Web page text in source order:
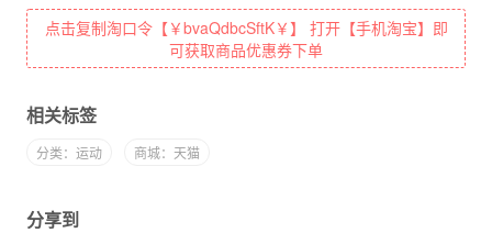
点击复制淘口令【￥bvaQdbcSftK￥】 打开【手机淘宝】即
可获取商品优惠券下单
相关标签
分类：运动 商城：天猫
分享到